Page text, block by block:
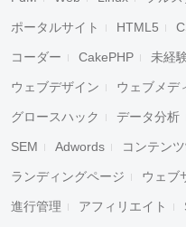
ポータルサイト HTML5
コーダー CakePHP 未経
ウェブデザイン ウェブメデ
グロースハック データ分析
SEM Adwords コンテン
ランディングページ ウェブ
進行管理 アフィリエイト